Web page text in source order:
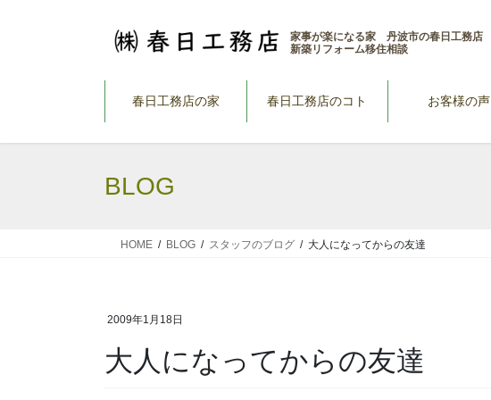
家事が楽になる家 丹波市の春日工務店
新築リフォーム移住相談
春日工務店の家 春日工務店のコト お客様の声
BLOG
HOME BLOG スタッフのブログ 大人になってからの友達
2009年1月18日
大人になってからの友達